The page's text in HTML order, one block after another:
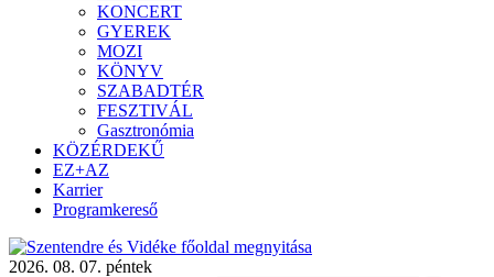
KONCERT
GYEREK
MOZI
KÖNYV
SZABADTÉR
FESZTIVÁL
Gasztronómia
KÖZÉRDEKŰ
EZ+AZ
Karrier
Programkereső
2026. 08. 07. péntek